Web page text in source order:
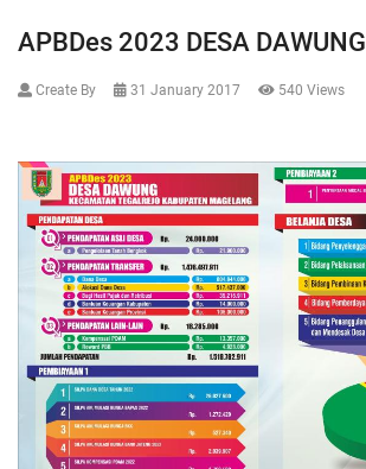
APBDes 2023 DESA DAWUNG
Create By 31 January 2017 540 Views